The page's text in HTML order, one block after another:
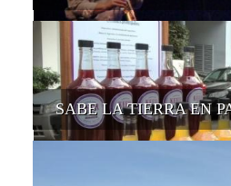
SABE LA TIERRA EN